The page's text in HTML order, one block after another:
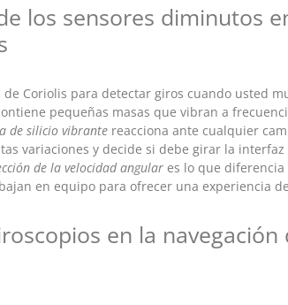
los sensores diminutos
Coriolis para detectar giros cuando usted
pequeñas masas que vibran a
de silicio vibrante reacciona ante cualquier
variaciones y decide si debe girar la
de la velocidad angular es lo que
en equipo para ofrecer una experiencia
en la navegación